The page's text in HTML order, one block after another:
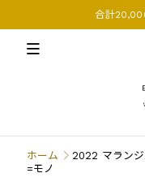
合計
ホーム
2022 マラン
=モノ